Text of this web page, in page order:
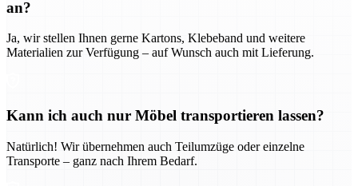
an?
Ja, wir stellen Ihnen gerne Kartons, Klebeband und weitere
Materialien zur Verfügung – auf Wunsch auch mit Lieferung.
Kann ich auch nur Möbel transportieren lassen?
Natürlich! Wir übernehmen auch Teilumzüge oder einzelne
Transporte – ganz nach Ihrem Bedarf.